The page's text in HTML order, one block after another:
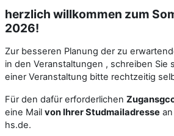
herzlich willkommen zum
2026!
Zur besseren Planung der zu
in den Veranstaltungen , schreiben Sie
einer Veranstaltung bitte rechtzeitig
Für den dafür erforderlichen
eine Mail von Ihrer Studmailadresse
hs.de.